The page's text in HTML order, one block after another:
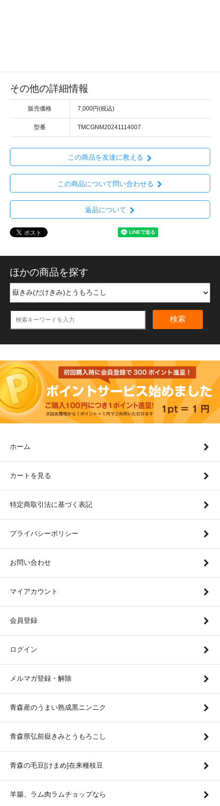
その他の詳細情報
販売価格 7,000円(税込)
型番 TMCGNM20241114007
この商品を友達に教える
この商品について問い合わせる
返品について
ほかの商品を探す
検索
ホーム
カートを見る
特定商取引法に基づく表記
プライバシーポリシー
お問い合わせ
マイアカウント
会員登録
ログイン
メルマガ登録・解除
青森産のうまい熟成黒ニンニク
青森県弘前嶽きみとうもろこし
青森の毛豆[けまめ]在来種枝豆
羊腸、ラム肉ラムチョップなら